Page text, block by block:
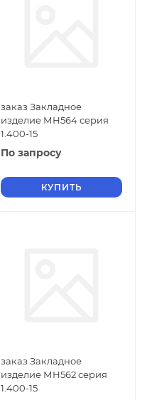
заказ Закладное
изделие МН564 серия
1.400-15
По запросу
КУПИТЬ
заказ Закладное
изделие МН562 серия
1.400-15